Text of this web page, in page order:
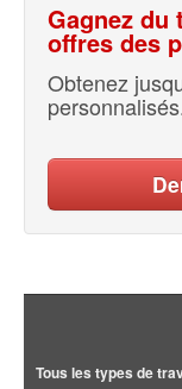
Gagnez du
offres des
Obtenez
Tous les types de